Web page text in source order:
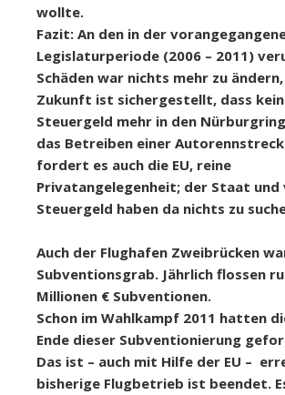
wollte.
Fazit: An den in der
Legislaturperiode (2006 – 2011)
Schäden war nichts mehr zu
Zukunft ist sichergestellt, dass
Steuergeld mehr in den
das Betreiben einer
fordert es auch die EU, reine
Privatangelegenheit; der Staat und
Steuergeld haben da nichts zu
Auch der Flughafen Zweibrücken
Subventionsgrab. Jährlich flossen
Millionen € Subventionen.
Schon im Wahlkampf 2011 hatten
Ende dieser Subventionierung
Das ist – auch mit Hilfe der EU –
bisherige Flugbetrieb ist beendet.